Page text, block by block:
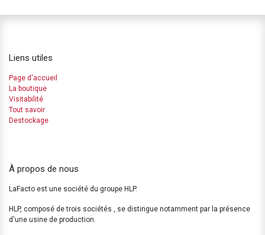
Liens utiles
Page d'accueil
La boutique
Visitabilité
Tout savoir
Destockage
À propos de nous
LaFacto est une société du groupe HLP.
HLP, composé de trois sociétés , se distingue notamment par la présence
d'une usine de production.